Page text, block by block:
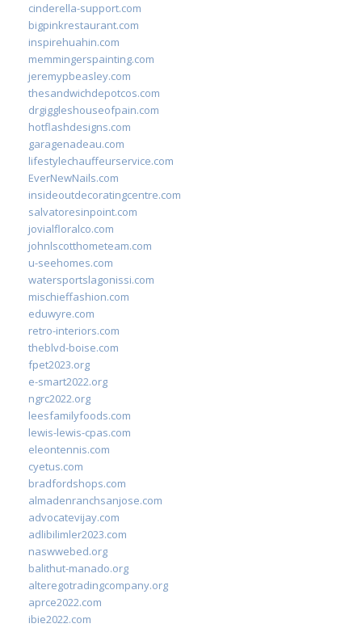
cinderella-support.com
bigpinkrestaurant.com
inspirehuahin.com
memmingerspainting.com
jeremypbeasley.com
thesandwichdepotcos.com
drgiggleshouseofpain.com
hotflashdesigns.com
garagenadeau.com
lifestylechauffeurservice.com
EverNewNails.com
insideoutdecoratingcentre.com
salvatoresinpoint.com
jovialfloralco.com
johnlscotthometeam.com
u-seehomes.com
watersportslagonissi.com
mischieffashion.com
eduwyre.com
retro-interiors.com
theblvd-boise.com
fpet2023.org
e-smart2022.org
ngrc2022.org
leesfamilyfoods.com
lewis-lewis-cpas.com
eleontennis.com
cyetus.com
bradfordshops.com
almadenranchsanjose.com
advocatevijay.com
adlibilimler2023.com
naswwebed.org
balithut-manado.org
alteregotradingcompany.org
aprce2022.com
ibie2022.com